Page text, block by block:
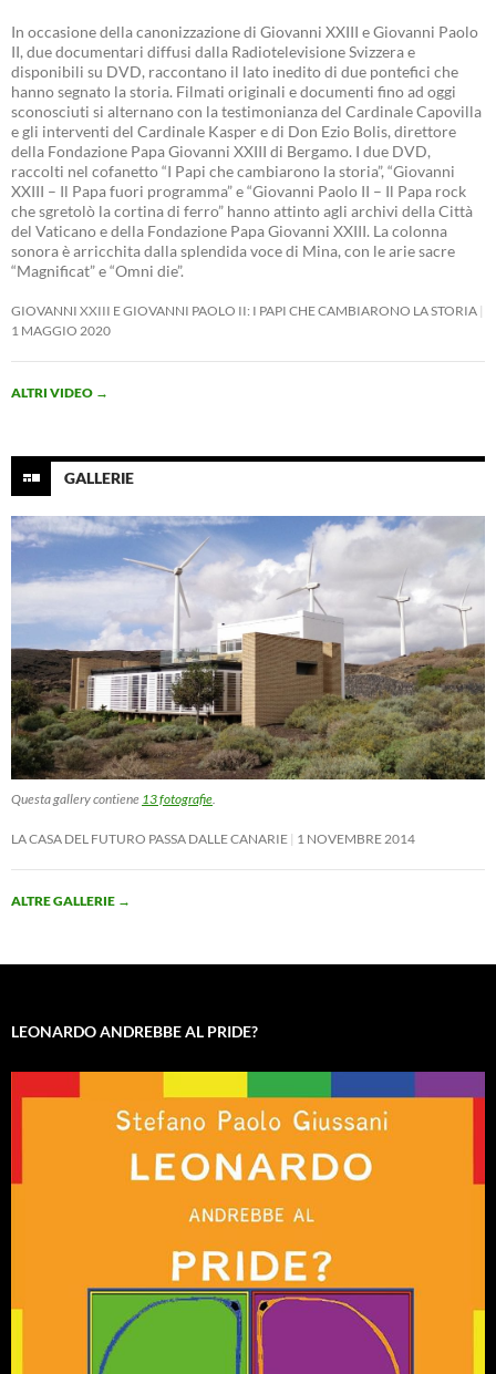
In occasione della canonizzazione di Giovanni XXIII e Giovanni Paolo
II, due documentari diffusi dalla Radiotelevisione Svizzera e
disponibili su DVD, raccontano il lato inedito di due pontefici che
hanno segnato la storia. Filmati originali e documenti fino ad oggi
sconosciuti si alternano con la testimonianza del Cardinale Capovilla
e gli interventi del Cardinale Kasper e di Don Ezio Bolis, direttore
della Fondazione Papa Giovanni XXIII di Bergamo. I due DVD,
raccolti nel cofanetto “I Papi che cambiarono la storia”, “Giovanni
XXIII – Il Papa fuori programma” e “Giovanni Paolo II – Il Papa rock
che sgretolò la cortina di ferro” hanno attinto agli archivi della Città
del Vaticano e della Fondazione Papa Giovanni XXIII. La colonna
sonora è arricchita dalla splendida voce di Mina, con le arie sacre
“Magnificat” e “Omni die”.
GIOVANNI XXIII E GIOVANNI PAOLO II: I PAPI CHE CAMBIARONO LA STORIA
1 MAGGIO 2020
ALTRI VIDEO →
GALLERIE
Questa gallery contiene 13 fotografie
LA CASA DEL FUTURO PASSA DALLE CANARIE 1 NOVEMBRE 2014
ALTRE GALLERIE →
LEONARDO ANDREBBE AL PRIDE?